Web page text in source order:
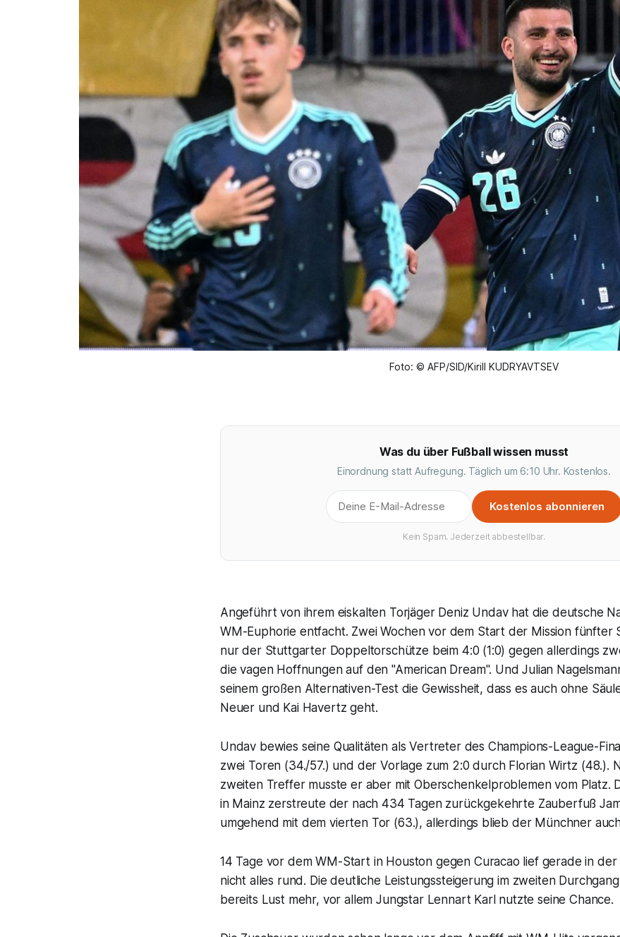
Foto: © AFP/SID/Kirill KUDRYAVTSEV
Was du über Fußball wissen musst
Einordnung statt Aufregung. Täglich um 6:10 Uhr. Kostenlos.
Kostenlos abonnieren
Kein Spam. Jederzeit abbestellbar.
Angeführt von ihrem eiskalten Torjäger Deniz Undav hat die deutsche
WM-Euphorie entfacht. Zwei Wochen vor dem Start der Mission fünfter
nur der Stuttgarter Doppeltorschütze beim 4:0 (1:0) gegen allerdings
die vagen Hoffnungen auf den "American Dream". Und Julian
seinem großen Alternativen-Test die Gewissheit, dass es auch ohne
Neuer und Kai Havertz geht.
Undav bewies seine Qualitäten als Vertreter des Champions-League-
zwei Toren (34./57.) und der Vorlage zum 2:0 durch Florian Wirtz (48.).
zweiten Treffer musste er aber mit Oberschenkelproblemen vom Platz.
in Mainz zerstreute der nach 434 Tagen zurückgekehrte Zauberfuß
umgehend mit dem vierten Tor (63.), allerdings blieb der Münchner
14 Tage vor dem WM-Start in Houston gegen Curacao lief gerade in
nicht alles rund. Die deutliche Leistungssteigerung im zweiten
bereits Lust mehr, vor allem Jungstar Lennart Karl nutzte seine Chance.